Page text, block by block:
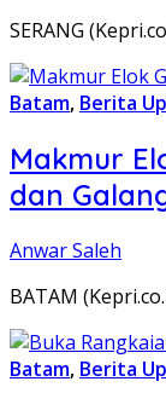
SERANG
Batam, Berita
Makmur
dan
Anwar Saleh
BATAM
Batam, Berita